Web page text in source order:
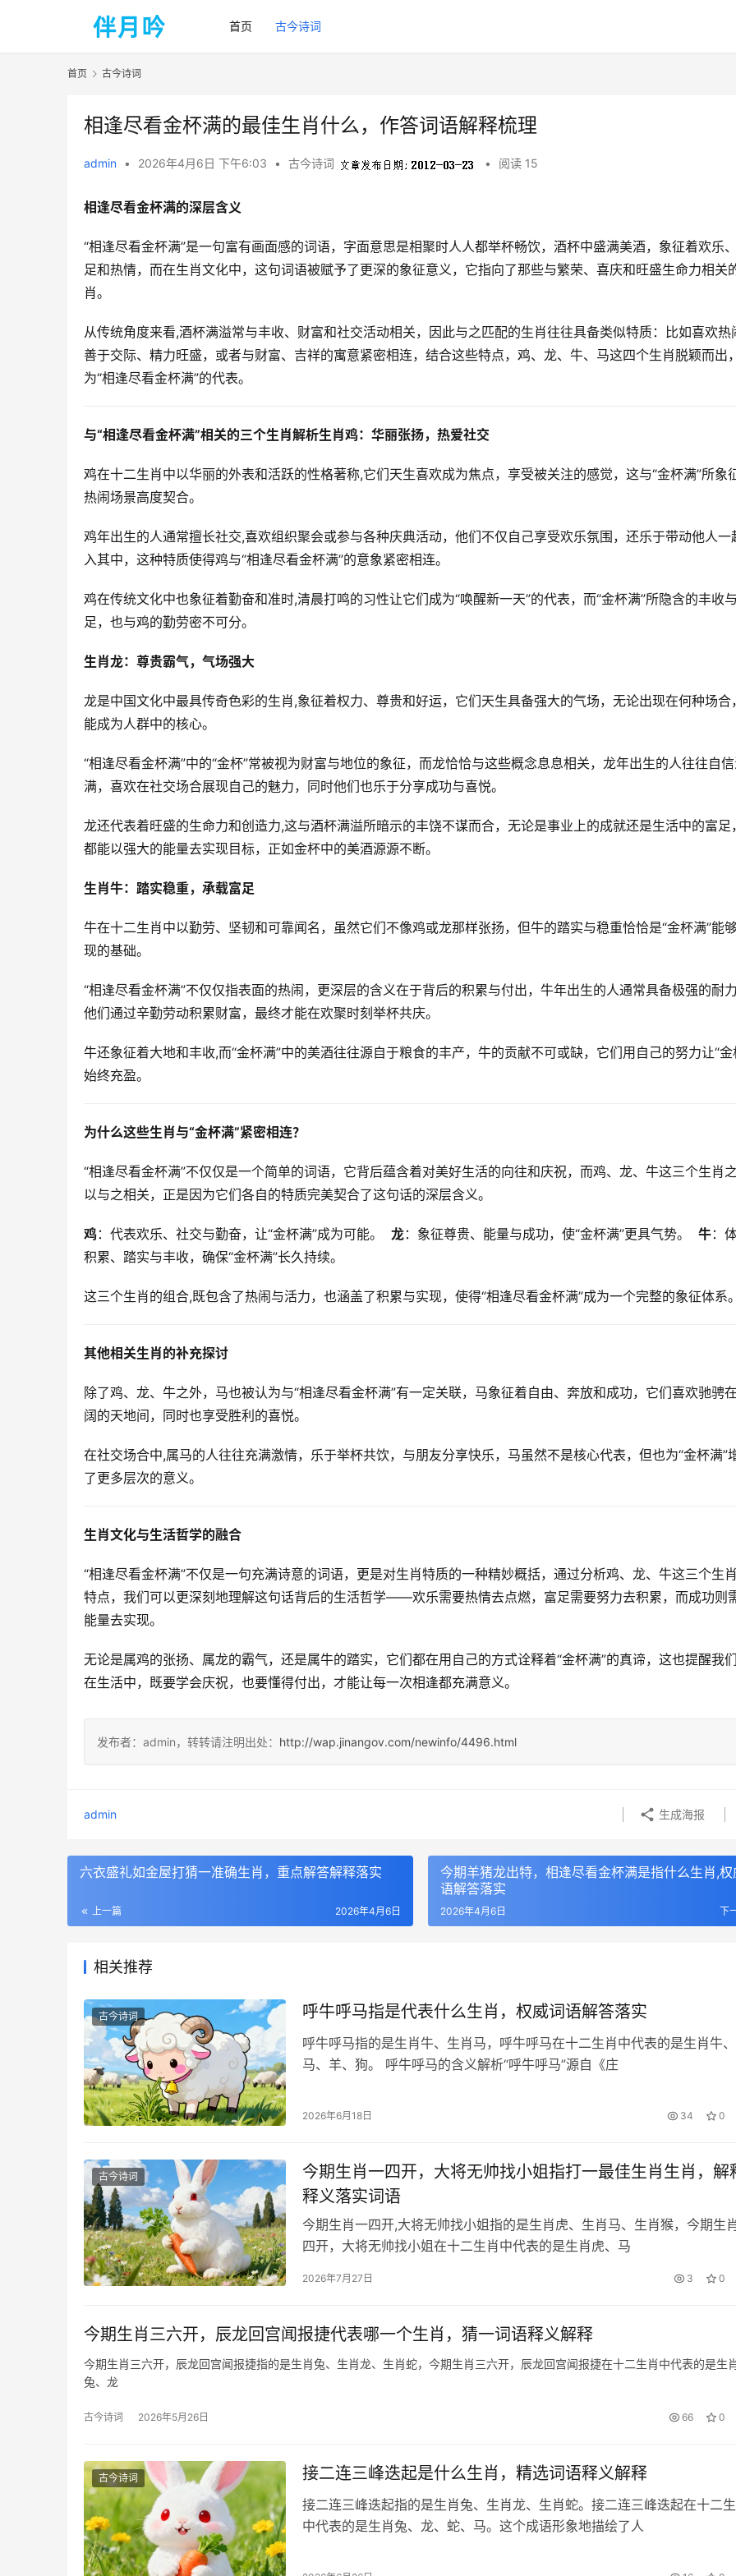
首页 古今诗词
首页 古今诗词
相逢尽看金杯满的最佳生肖什么，作答词语解释梳理
admin • 2026年4月6日 下午6:03 • 古今诗词 • 阅读 15
相逢尽看金杯满的深层含义
“相逢尽看金杯满”是一句富有画面感的词语，字面意思是相聚时人人都举杯畅饮，酒杯中盛满美酒，象征着欢乐
足和热情，而在生肖文化中，这句词语被赋予了更深的象征意义，它指向了那些与繁荣、喜庆和旺盛生命力相关
肖。
从传统角度来看,酒杯满溢常与丰收、财富和社交活动相关，因此与之匹配的生肖往往具备类似特质：比如喜欢热
善于交际、精力旺盛，或者与财富、吉祥的寓意紧密相连，结合这些特点，鸡、龙、牛、马这四个生肖脱颖而出
为“相逢尽看金杯满”的代表。
与“相逢尽看金杯满”相关的三个生肖解析生肖鸡：华丽张扬，热爱社交
鸡在十二生肖中以华丽的外表和活跃的性格著称,它们天生喜欢成为焦点，享受被关注的感觉，这与“金杯满”所象
热闹场景高度契合。
鸡年出生的人通常擅长社交,喜欢组织聚会或参与各种庆典活动，他们不仅自己享受欢乐氛围，还乐于带动他人一
入其中，这种特质使得鸡与“相逢尽看金杯满”的意象紧密相连。
鸡在传统文化中也象征着勤奋和准时,清晨打鸣的习性让它们成为“唤醒新一天”的代表，而“金杯满”所隐含的丰收
足，也与鸡的勤劳密不可分。
生肖龙：尊贵霸气，气场强大
龙是中国文化中最具传奇色彩的生肖,象征着权力、尊贵和好运，它们天生具备强大的气场，无论出现在何种场合
能成为人群中的核心。
“相逢尽看金杯满”中的“金杯”常被视为财富与地位的象征，而龙恰恰与这些概念息息相关，龙年出生的人往往自
满，喜欢在社交场合展现自己的魅力，同时他们也乐于分享成功与喜悦。
龙还代表着旺盛的生命力和创造力,这与酒杯满溢所暗示的丰饶不谋而合，无论是事业上的成就还是生活中的富足
都能以强大的能量去实现目标，正如金杯中的美酒源源不断。
生肖牛：踏实稳重，承载富足
牛在十二生肖中以勤劳、坚韧和可靠闻名，虽然它们不像鸡或龙那样张扬，但牛的踏实与稳重恰恰是“金杯满”能
现的基础。
“相逢尽看金杯满”不仅仅指表面的热闹，更深层的含义在于背后的积累与付出，牛年出生的人通常具备极强的耐力
他们通过辛勤劳动积累财富，最终才能在欢聚时刻举杯共庆。
牛还象征着大地和丰收,而“金杯满”中的美酒往往源自于粮食的丰产，牛的贡献不可或缺，它们用自己的努力让“金
始终充盈。
为什么这些生肖与“金杯满”紧密相连？
“相逢尽看金杯满”不仅仅是一个简单的词语，它背后蕴含着对美好生活的向往和庆祝，而鸡、龙、牛这三个生肖
以与之相关，正是因为它们各自的特质完美契合了这句话的深层含义。
鸡：代表欢乐、社交与勤奋，让“金杯满”成为可能。 龙：象征尊贵、能量与成功，使“金杯满”更具气势。 牛：
积累、踏实与丰收，确保“金杯满”长久持续。
这三个生肖的组合,既包含了热闹与活力，也涵盖了积累与实现，使得“相逢尽看金杯满”成为一个完整的象征体系
其他相关生肖的补充探讨
除了鸡、龙、牛之外，马也被认为与“相逢尽看金杯满”有一定关联，马象征着自由、奔放和成功，它们喜欢驰骋
阔的天地间，同时也享受胜利的喜悦。
在社交场合中,属马的人往往充满激情，乐于举杯共饮，与朋友分享快乐，马虽然不是核心代表，但也为“金杯满”
了更多层次的意义。
生肖文化与生活哲学的融合
“相逢尽看金杯满”不仅是一句充满诗意的词语，更是对生肖特质的一种精妙概括，通过分析鸡、龙、牛这三个生
特点，我们可以更深刻地理解这句话背后的生活哲学——欢乐需要热情去点燃，富足需要努力去积累，而成功则
能量去实现。
无论是属鸡的张扬、属龙的霸气，还是属牛的踏实，它们都在用自己的方式诠释着“金杯满”的真谛，这也提醒我们
在生活中，既要学会庆祝，也要懂得付出，才能让每一次相逢都充满意义。
发布者：admin，转转请注明出处： http://wap.jinangov.com/newinfo/4496.html
admin 生成海报
六衣盛礼如金屋打猜一准确生肖，重点解答解释落实
上一篇 2026年4月6日
今期羊猪龙出特，相逢尽看金杯满是指什么生肖,权
语解答落实
下
2026年4月6日
相关推荐
古今诗词 呼牛呼马指是代表什么生肖，权威词语解答落实
呼牛呼马指的是生肖牛、生肖马，呼牛呼马在十二生肖中代表的是生肖牛、
马、羊、狗。 呼牛呼马的含义解析“呼牛呼马”源自《庄
2026年6月18日 34 0
古今诗词
今期生肖一四开，大将无帅找小姐指打一最佳生肖生肖，解
释义落实词语
今期生肖一四开,大将无帅找小姐指的是生肖虎、生肖马、生肖猴，今期生
四开，大将无帅找小姐在十二生肖中代表的是生肖虎、马
2026年7月27日 3 0
今期生肖三六开，辰龙回宫闻报捷代表哪一个生肖，猜一词语释义解释
今期生肖三六开，辰龙回宫闻报捷指的是生肖兔、生肖龙、生肖蛇，今期生肖三六开，辰龙回宫闻报捷在十二生肖中代表的是生
兔、龙
古今诗词 2026年5月26日 66 0
古今诗词 接二连三峰迭起是什么生肖，精选词语释义解释
接二连三峰迭起指的是生肖兔、生肖龙、生肖蛇。接二连三峰迭起在十二
中代表的是生肖兔、龙、蛇、马。这个成语形象地描绘了人